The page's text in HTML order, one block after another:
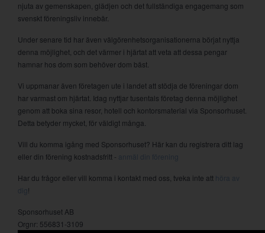
njuta av gemenskapen, glädjen och det fullständiga engagemang som
svenskt föreningsliv innebär.
Under senare tid har även välgörenhetsorganisationerna börjat nyttja
denna möjlighet, och det värmer i hjärtat att veta att dessa pengar
hamnar hos dom som behöver dom bäst.
Vi uppmanar även företagen ute i landet att stödja de föreningar dom
har varmast om hjärtat. Idag nyttjar tusentals företag denna möjlighet
genom att boka sina resor, hotell och kontorsmaterial via Sponsorhuset.
Detta betyder mycket, för väldigt många.
Vill du komma igång med Sponsorhuset? Här kan du registrera ditt lag
eller din förening kostnadsfritt -
anmäl din förening
Har du frågor eller vill komma i kontakt med oss, tveka inte att höra av
!
Sponsorhuset AB
Orgnr: 556831-3109